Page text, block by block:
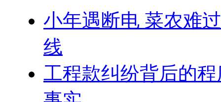
小年遇断电 菜农难
线
工程款纠纷背后的